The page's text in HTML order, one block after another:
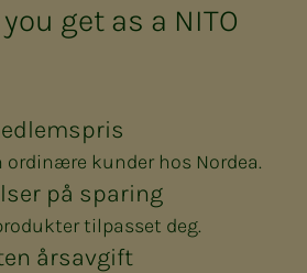
get as a NITO
ordinære kunder hos Nordea.
på sparing
tilpasset deg.
årsavgift